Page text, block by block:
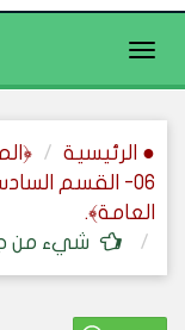
Toggle
● الرئيسية
06- القسم
العامة﴾.
شيء من